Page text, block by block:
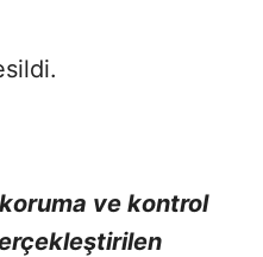
ve kontrol